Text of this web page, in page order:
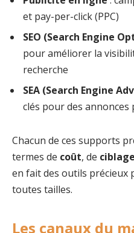
et pay-per-click (PPC)
SEO (Search Engine
pour améliorer la
recherche
SEA (Search Engine
clés pour des annonces
Chacun de ces supports
termes de coût, de ciblage
en fait des outils précieux
toutes tailles.
Les canaux du